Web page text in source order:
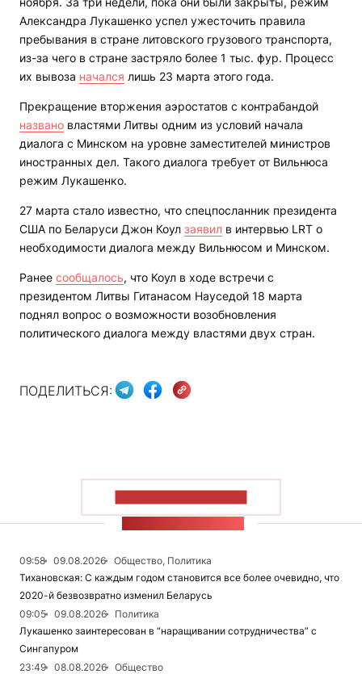
Александра Лукашенко успел ужесточить правила
пребывания в стране литовского грузового транспорта,
из-за чего в стране застряло более 1 тыс. фур. Процесс
их вывоза начался лишь 23 марта этого года.
Прекращение вторжения аэростатов с контрабандой
названо властями Литвы одним из условий начала
диалога с Минском на уровне заместителей министров
иностранных дел. Такого диалога требует от Вильнюса
режим Лукашенко.
27 марта стало известно, что спецпосланник президента
США по Беларуси Джон Коул заявил в интервью LRT о
необходимости диалога между Вильнюсом и Минском.
Ранее сообщалось, что Коул в ходе встречи с
президентом Литвы Гитанасом Науседой 18 марта
поднял вопрос о возможности возобновления
политического диалога между властями двух стран.
ПОДЕЛИТЬСЯ:
09:58 09.08.2026
Общество, Политика
Тихановская: С каждым годом становится все более очевидно, что
2020-й безвозвратно изменил Беларусь
09:05
09.08.2026
Политика
Лукашенко заинтересован в “наращивании сотрудничества” с
Сингапуром
23:49
08.08.2026 Общество